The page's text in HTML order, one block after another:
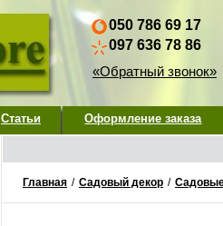
050 786 69 17
097 636 78 86
«Обратный звонок»
Статьи Оформление заказа
Главная / Садовый декор /